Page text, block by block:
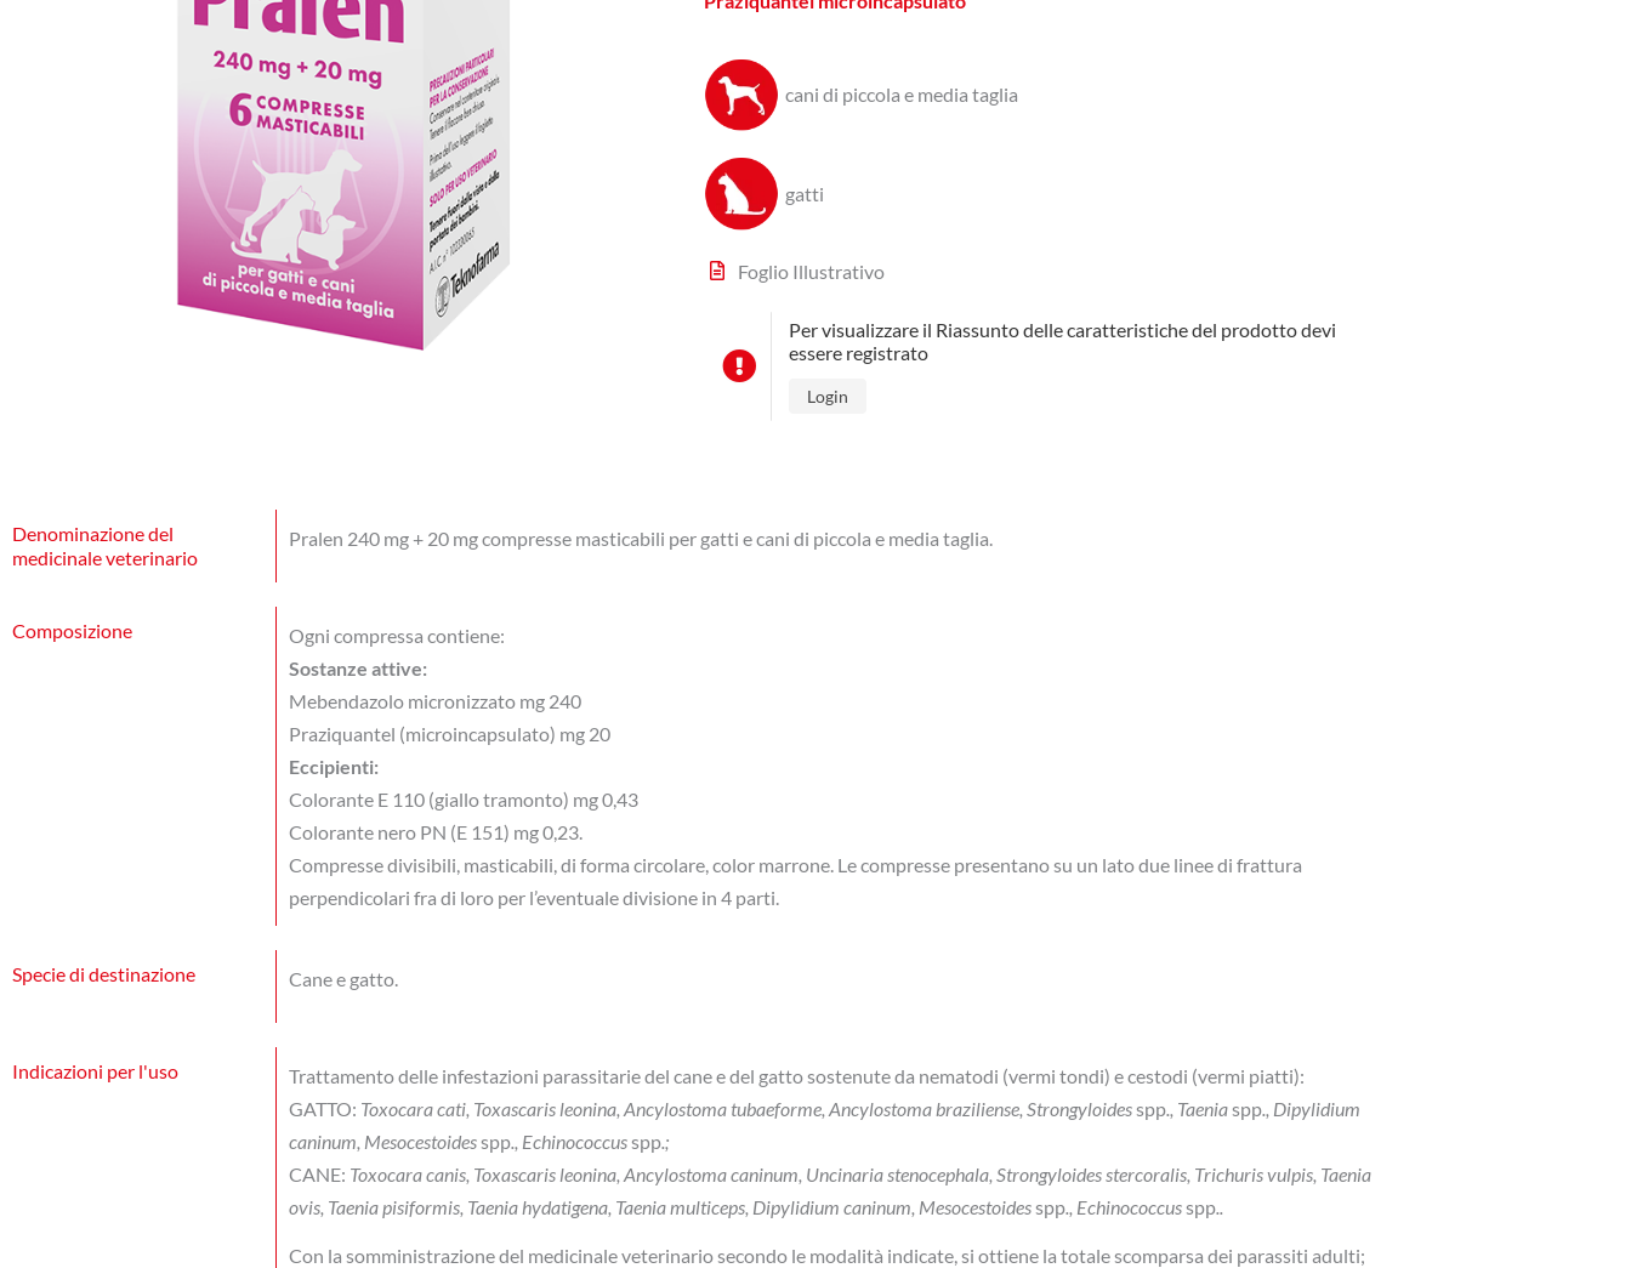
cani di piccola e media taglia
gatti
Foglio Illustrativo
Per visualizzare il Riassunto delle caratteristiche del prodotto devi
essere registrato
Login
Denominazione del
medicinale veterinario
Pralen 240 mg + 20 mg compresse masticabili per gatti e cani di piccola e media taglia.
Composizione
Ogni compressa contiene:
Sostanze attive:
Mebendazolo micronizzato mg 240
Praziquantel (microincapsulato) mg 20
Eccipienti:
Colorante E 110 (giallo tramonto) mg 0,43
Colorante nero PN (E 151) mg 0,23.
Compresse divisibili, masticabili, di forma circolare, color marrone. Le compresse presentano su un lato due linee di frattura
perpendicolari fra di loro per l’eventuale divisione in 4 parti.
Specie di destinazione Cane e gatto.
Indicazioni per l'uso
Trattamento delle infestazioni parassitarie del cane e del gatto sostenute da nematodi (vermi tondi) e cestodi (vermi piatti):
GATTO: Toxocara cati, Toxascaris leonina, Ancylostoma tubaeforme, Ancylostoma braziliense, Strongyloidesspp ., Taeniaspp ., Dipylidium
caninum, Mesocestoidesspp ., Echinococcusspp .;
CANE: Toxocara canis, Toxascaris leonina, Ancylostoma caninum, Uncinaria stenocephala, Strongyloides stercoralis, Trichuris vulpis, Taenia
ovis, Taenia pisiformis, Taenia hydatigena, Taenia multiceps, Dipylidium caninum, Mesocestoidesspp ., Echinococcusspp
Con la somministrazione del medicinale veterinario secondo le modalità indicate, si ottiene la totale scomparsa dei parassiti adulti;